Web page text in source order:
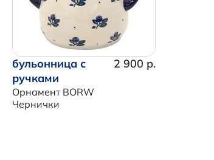
бульонница с
ручками
Орнамент BORW
Чернички
2 900 р.